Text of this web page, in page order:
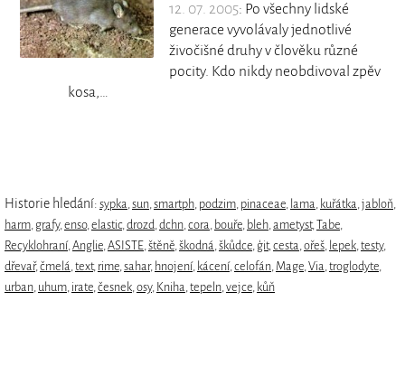
12. 07. 2005: Po všechny lidské
generace vyvolávaly jednotlivé
živočišné druhy v člověku různé
pocity. Kdo nikdy neobdivoval zpěv
kosa,…
Historie hledání: sypka,sun,smartph, podzim, pinaceae, lama, kuřátka,jabloň,
harm, grafy,enso,elastic,drozd,dchn,cora, bouře, bleh,ametyst,Tabe,
Recyklohraní,Anglie,ASISTE,štěně,škodná,škůdce, ģit,cesta,ořeš, lepek,testy,
dřevař,čmelá,text, rime,sahar, hnojení, kácení,celofán, Mage,Via,troglodyte,
urban, uhum, irate,česnek,osy, Kniha,tepeln,vejce, kůň